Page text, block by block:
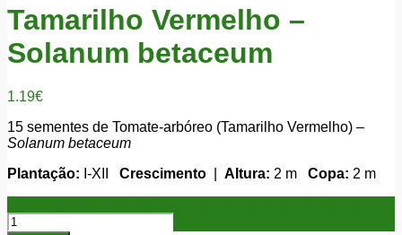
Tamarilho Vermelho –
Solanum betaceum
1.19€
15 sementes de Tomate-arbóreo (Tamarilho Vermelho) –
Solanum betaceum
Plantação: I-XII Crescimento Altura: 2 m Copa: 2 m